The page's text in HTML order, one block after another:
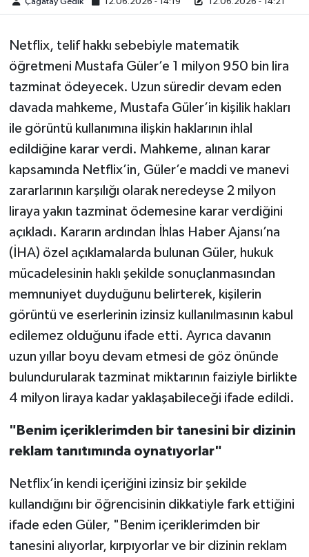
Netflix, telif hakkı sebebiyle matematik
öğretmeni Mustafa Güler’e 1 milyon 950 bin lira
tazminat ödeyecek. Uzun süredir devam eden
davada mahkeme, Mustafa Güler’in kişilik hakları
ile görüntü kullanımına ilişkin haklarının ihlal
edildiğine karar verdi. Mahkeme, alınan karar
kapsamında Netflix’in, Güler’e maddi ve manevi
zararlarının karşılığı olarak neredeyse 2 milyon
liraya yakın tazminat ödemesine karar verdiğini
açıkladı. Kararın ardından İhlas Haber Ajansı’na
(İHA) özel açıklamalarda bulunan Güler, hukuk
mücadelesinin haklı şekilde sonuçlanmasından
memnuniyet duyduğunu belirterek, kişilerin
görüntü ve eserlerinin izinsiz kullanılmasının kabul
edilemez olduğunu ifade etti. Ayrıca davanın
uzun yıllar boyu devam etmesi de göz önünde
bulundurularak tazminat miktarının faiziyle birlikte
4 milyon liraya kadar yaklaşabileceği ifade edildi.
"Benim içeriklerimden bir tanesini bir dizinin
reklam tanıtımında oynatıyorlar"
Netflix’in kendi içeriğini izinsiz bir şekilde
kullandığını bir öğrencisinin dikkatiyle fark ettiğini
ifade eden Güler, "Benim içeriklerimden bir
tanesini alıyorlar, kırpıyorlar ve bir dizinin reklam